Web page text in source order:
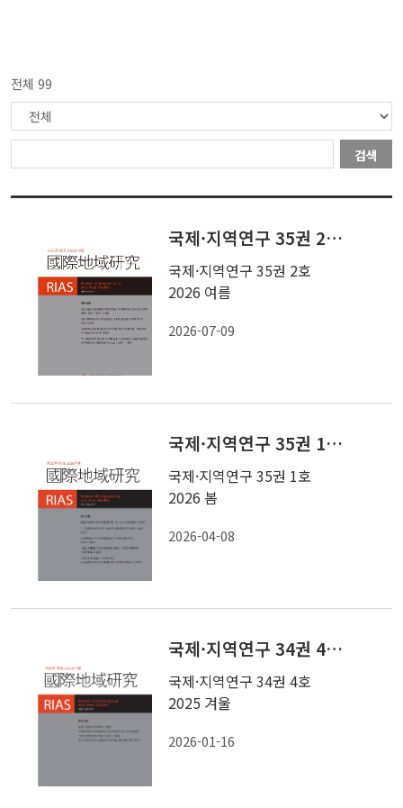
전체 99
검색
국제·지역연구 35권 2호 2026 여름
국제·지역연구 35권 2호
2026 여름
2026-07-09
국제·지역연구 35권 1호 2026 봄
국제·지역연구 35권 1호
2026 봄
2026-04-08
국제·지역연구 34권 4호 2025 겨울
국제·지역연구 34권 4호
2025 겨울
2026-01-16